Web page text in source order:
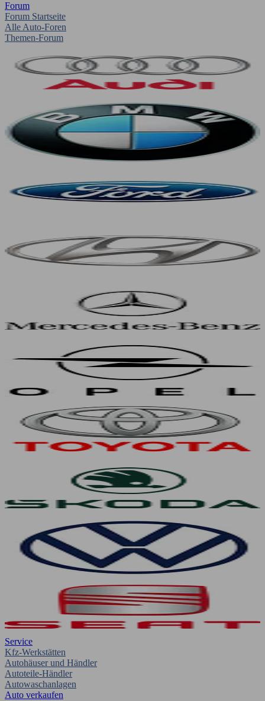
Forum
Forum Startseite
Alle Auto-Foren
Themen-Forum
Service
Kfz-Werkstätten
Autohäuser und Händler
Autoteile-Händler
Autowaschanlagen
Auto verkaufen